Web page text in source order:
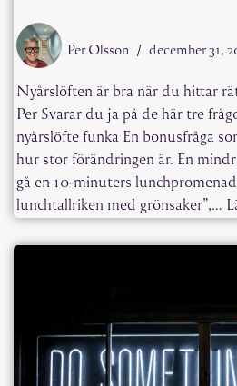
Per Olsson december 31,
Nyårslöften är bra när du hittar
Per Svarar du ja på de här tre
nyårslöfte funka En bonusfråga
hur stor förändringen är. En
gå en 10-minuters
lunchtallriken med grönsaker”,…